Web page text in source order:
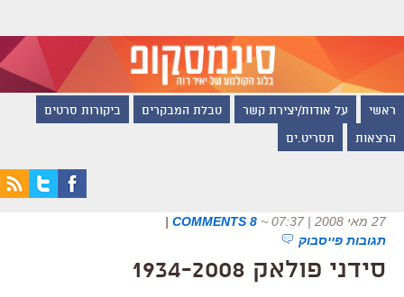
ראשי על אודות/יצירת קשר טבלת המבקרים ביקורות סרטים
הרצאות תסריט.ים
27 מאי 2008 | 07:37 ~
8 COMMENTS
|
תגובות פייסבוק
סידני פולאק 1934-2008